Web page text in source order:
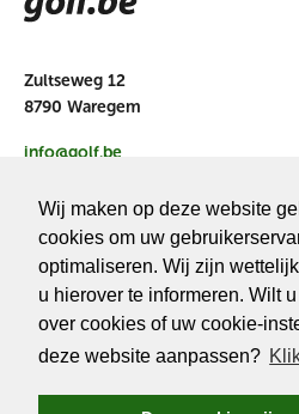
Wij maken op deze website
cookies om uw
optimaliseren. Wij zijn
u hierover te informeren. Wilt
over cookies of uw cookie-
deze website aanpassen?
Zultseweg 12
8790 Waregem
info@golf.be
BE 0466527339
OVERGOLF.BE
Golf.be voordelen